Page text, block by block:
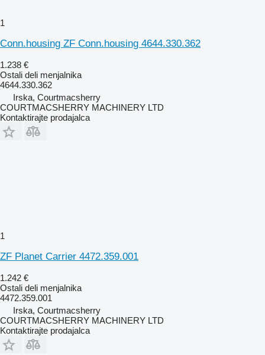
1
Conn.housing ZF Conn.housing 4644.330.362
1.238 €
Ostali deli menjalnika
4644.330.362
Irska, Courtmacsherry
COURTMACSHERRY MACHINERY LTD
Kontaktirajte prodajalca
1
ZF Planet Carrier 4472.359.001
1.242 €
Ostali deli menjalnika
4472.359.001
Irska, Courtmacsherry
COURTMACSHERRY MACHINERY LTD
Kontaktirajte prodajalca